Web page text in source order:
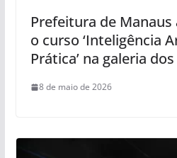
Prefeitura de Manaus
o curso ‘Inteligência
Prática’ na galeria
8 de maio de 2026